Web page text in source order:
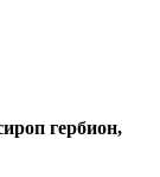
гербион,